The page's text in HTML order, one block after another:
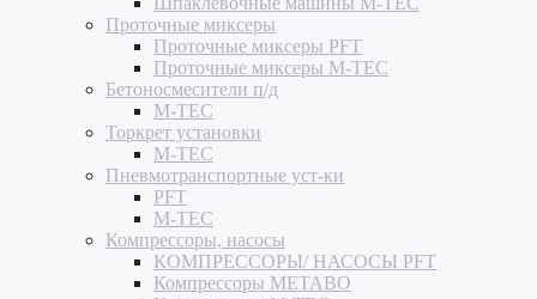
Проточные миксеры
Проточные миксеры PFT
Проточные миксеры M-TEC
Бетоносмесители п/д
M-TEC
Торкрет установки
M-TEC
Пневмотранспортные уст-ки
PFT
M-TEC
Компрессоры, насосы
КОМПРЕССОРЫ/ НАСОСЫ PFT
Компрессоры METABO